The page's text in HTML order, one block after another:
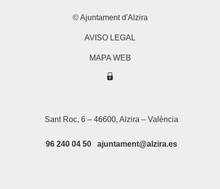
© Ajuntament d'Alzira
AVISO LEGAL
MAPA WEB
Sant Roc, 6 – 46600, Alzira – València
96 240 04 50 ajuntament@alzira.es